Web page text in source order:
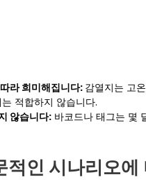
라 희미해집니다: 감열지는 고
적합하지 않습니다.
않습니다: 바코드나 태그는 몇
적인 시나리오에